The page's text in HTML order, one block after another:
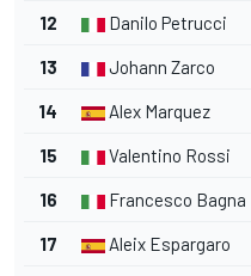
12 Danilo Petrucci
13 Johann Zarco
14 Alex Marquez
15 Valentino Rossi
16 Francesco Bagnaia
17 Aleix Espargaro